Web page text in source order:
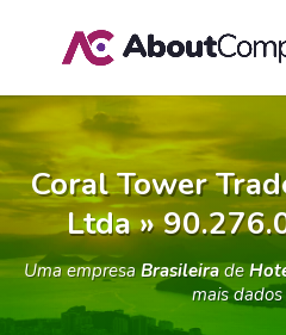
Coral Tower
Ltda »
Uma empresaBrasileirade
mais